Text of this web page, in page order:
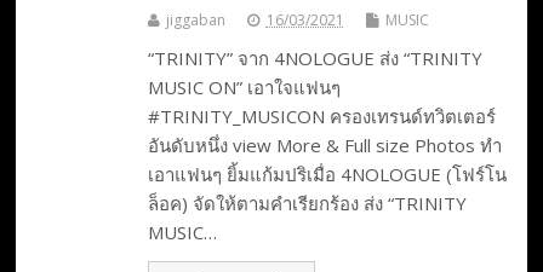
jiggaban 16/03/2021 MUSIC
“TRINITY” จาก 4NOLOGUE ส่ง “TRINITY
MUSIC ON” เอาใจแฟนๆ
#TRINITY_MUSICON ครองเทรนด์ทวิตเตอร์
อันดับหนึ่ง view More & Full size Photos ทำ
เอาแฟนๆ ยิ้มแก้มปริเมื่อ 4NOLOGUE (โฟร์โน
ล็อค) จัดให้ตามคำเรียกร้อง ส่ง “TRINITY
MUSIC…